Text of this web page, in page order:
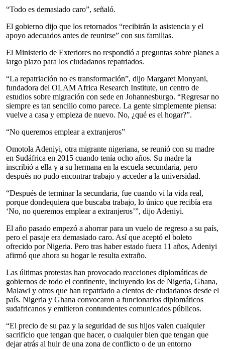
“Todo es demasiado caro”, señaló.
El gobierno dijo que los retornados “recibirán la asistencia y el
apoyo adecuados antes de reunirse” con sus familias.
El Ministerio de Exteriores no respondió a preguntas sobre planes a
largo plazo para los ciudadanos repatriados.
“La repatriación no es transformación”, dijo Margaret Monyani,
fundadora del OLAM Africa Research Institute, un centro de
estudios sobre migración con sede en Johannesburgo. “Regresar no
siempre es tan sencillo como parece. La gente simplemente piensa:
vuelve a casa y empieza de nuevo. No, ¿qué es el hogar?”.
“No queremos emplear a extranjeros”
Omotola Adeniyi, otra migrante nigeriana, se reunió con su madre
en Sudáfrica en 2015 cuando tenía ocho años. Su madre la
inscribió a ella y a su hermana en la escuela secundaria, pero
después no pudo encontrar trabajo y acceder a la universidad.
“Después de terminar la secundaria, fue cuando vi la vida real,
porque dondequiera que buscaba trabajo, lo único que recibía era
‘No, no queremos emplear a extranjeros’”, dijo Adeniyi.
El año pasado empezó a ahorrar para un vuelo de regreso a su país,
pero el pasaje era demasiado caro. Así que aceptó el boleto
ofrecido por Nigeria. Pero tras haber estado fuera 11 años, Adeniyi
afirmó que ahora su hogar le resulta extraño.
Las últimas protestas han provocado reacciones diplomáticas de
gobiernos de todo el continente, incluyendo los de Nigeria, Ghana,
Malawi y otros que han repatriado a cientos de ciudadanos desde el
país. Nigeria y Ghana convocaron a funcionarios diplomáticos
sudafricanos y emitieron contundentes comunicados públicos.
“El precio de su paz y la seguridad de sus hijos valen cualquier
sacrificio que tengan que hacer, o cualquier bien que tengan que
dejar atrás al huir de una zona de conflicto o de un entorno